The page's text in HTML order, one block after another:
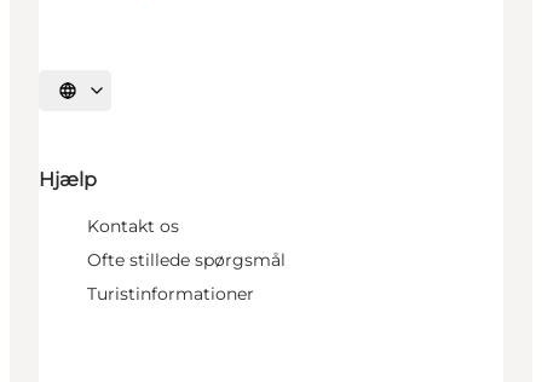
Vælg sprog
Hjælp
Kontakt os
Ofte stillede spørgsmål
Turistinformationer